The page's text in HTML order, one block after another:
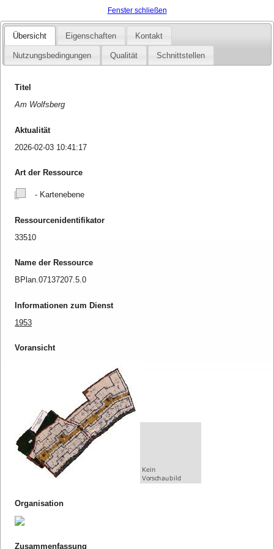
Fenster schließen
Übersicht Eigenschaften Kontakt
Nutzungsbedingungen Qualität Schnittstellen
Titel
Am Wolfsberg
Aktualität
2026-02-03 10:41:17
Art der Ressource
- Kartenebene
Ressourcenidentifikator
33510
Name der Ressource
BPlan.07137207.5.0
Informationen zum Dienst
1953
Voransicht
Organisation
Zusammenfassung